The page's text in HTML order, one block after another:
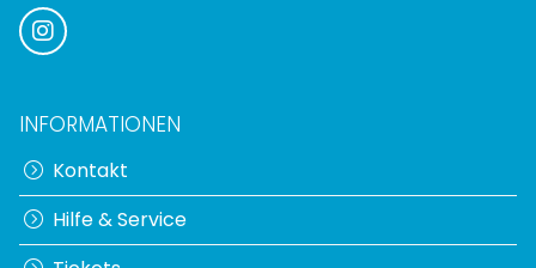
INFORMATIONEN
Kontakt
Hilfe & Service